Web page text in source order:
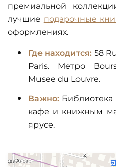
премиальной
лучшие подарочные
оформлениях.
Где находится: 58
Paris. Метро
Musee du Louvre.
Важно:
кафе и книжным
ярусе.